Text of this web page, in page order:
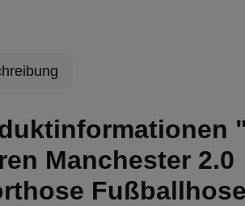
Manchester 2.0
Fußballhose